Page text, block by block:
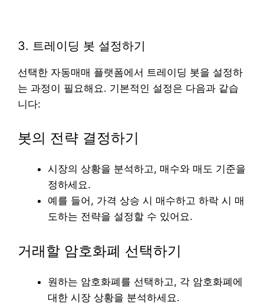
3. 트레이딩 봇 설정하기
선택한 자동매매 플랫폼에서 트레이딩 봇을 설정하
는 과정이 필요해요. 기본적인 설정은 다음과 같습
니다:
봇의 전략 결정하기
시장의 상황을 분석하고, 매수와 매도 기준을
정하세요.
예를 들어, 가격 상승 시 매수하고 하락 시 매
도하는 전략을 설정할 수 있어요.
거래할 암호화폐 선택하기
원하는 암호화폐를 선택하고, 각 암호화폐에
대한 시장 상황을 분석하세요.